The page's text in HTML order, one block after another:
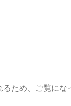
ため、ご覧に